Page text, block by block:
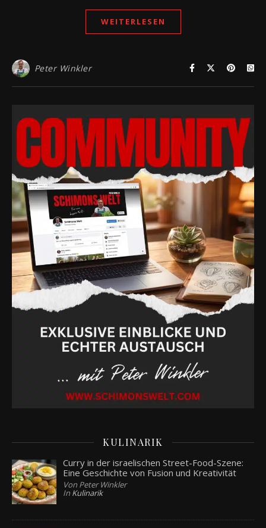
WEITERLESEN
Peter Winkler
KULINARIK
Curry in der israelischen Street-Food-Szene:
Eine Geschichte von Fusion und Kreativität
Von Peter Winkler
In Kulinarik